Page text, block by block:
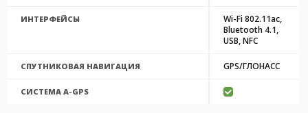
ИНТЕРФЕЙСЫ
Wi-Fi 802.11ac,
Bluetooth 4.1,
USB, NFC
СПУТНИКОВАЯ НАВИГАЦИЯ GPS/ГЛОНАСС
CИСТЕМА A-GPS